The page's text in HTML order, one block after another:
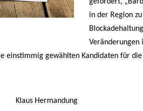
in der Region
Veränderungen
einstimmig gewählten Kandidaten für
Klaus Hermandung